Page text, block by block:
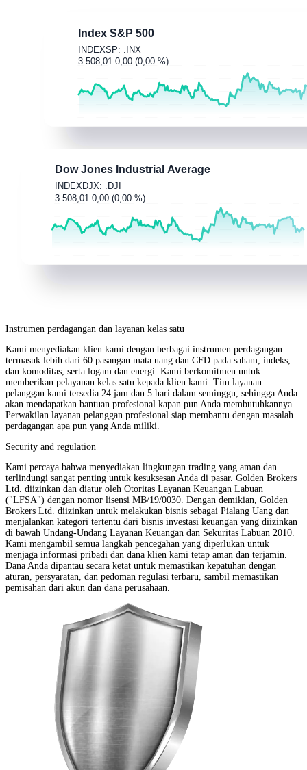
Instrumen perdagangan dan layanan kelas satu
Kami menyediakan klien kami dengan berbagai instrumen perdagangan
termasuk lebih dari 60 pasangan mata uang dan CFD pada saham, indeks,
dan komoditas, serta logam dan energi. Kami berkomitmen untuk
memberikan pelayanan kelas satu kepada klien kami. Tim layanan
pelanggan kami tersedia 24 jam dan 5 hari dalam seminggu, sehingga Anda
akan mendapatkan bantuan profesional kapan pun Anda membutuhkannya.
Perwakilan layanan pelanggan profesional siap membantu dengan masalah
perdagangan apa pun yang Anda miliki.
Security and regulation
Kami percaya bahwa menyediakan lingkungan trading yang aman dan
terlindungi sangat penting untuk kesuksesan Anda di pasar. Golden Brokers
Ltd. diizinkan dan diatur oleh Otoritas Layanan Keuangan Labuan
("LFSA") dengan nomor lisensi MB/19/0030. Dengan demikian, Golden
Brokers Ltd. diizinkan untuk melakukan bisnis sebagai Pialang Uang dan
menjalankan kategori tertentu dari bisnis investasi keuangan yang diizinkan
di bawah Undang-Undang Layanan Keuangan dan Sekuritas Labuan 2010.
Kami mengambil semua langkah pencegahan yang diperlukan untuk
menjaga informasi pribadi dan dana klien kami tetap aman dan terjamin.
Dana Anda dipantau secara ketat untuk memastikan kepatuhan dengan
aturan, persyaratan, dan pedoman regulasi terbaru, sambil memastikan
pemisahan dari akun dan dana perusahaan.